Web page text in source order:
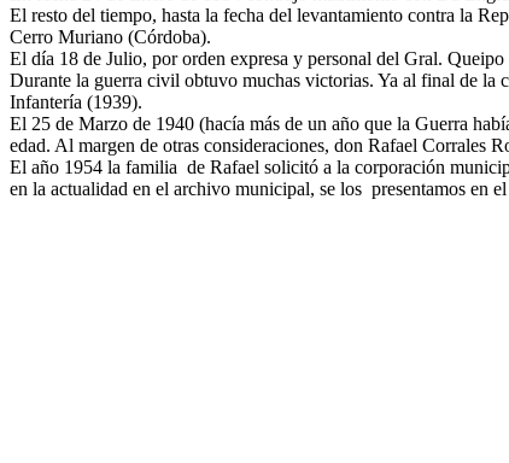
El resto del tiempo, hasta la fecha del levantamiento contra la
Cerro Muriano (Córdoba).
El día 18 de Julio, por orden expresa y personal del Gral.
Durante la guerra civil obtuvo muchas victorias. Ya al final de la
Infantería (1939).
El 25 de Marzo de 1940 (hacía más de un año que la Guerra
edad. Al margen de otras consideraciones, don Rafael Corrales
El año 1954 la familia de Rafael solicitó a la corporación
en la actualidad en el archivo municipal, se los presentamos en